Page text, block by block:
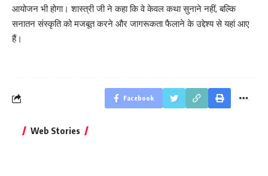
आयोजन भी होगा। शास्त्री जी ने कहा कि वे केवल कथा सुनाने नहीं, बल्कि
सनातन संस्कृति को मजबूत करने और जागरूकता फैलाने के उद्देश्य से यहां आए
हैं।
Facebook
Web Stories
नीतीश कुमार का पहला